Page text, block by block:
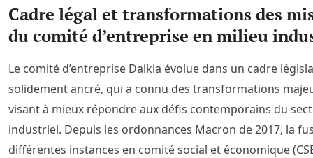
Cadre légal et transformations des
du comité d’entreprise en milieu
Le comité d’entreprise Dalkia évolue dans un cadre
solidement ancré, qui a connu des transformations
visant à mieux répondre aux défis contemporains du
industriel. Depuis les ordonnances Macron de 2017, la
différentes instances en comité social et économique